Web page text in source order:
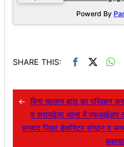
Powerd By
SHARE THIS:
← बिना चालान बालू का परिवहन
व सरायढेला थाना में एफआईआर
धनबाद जिला डेकोरेटर संगठन व